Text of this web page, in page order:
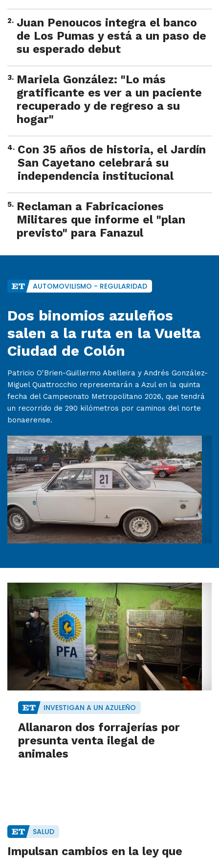
2. Juan Penoucos integra el banco
de Los Pumas y está a un paso de
su esperado debut
3. Mariela González: "Lo más
gratificante es ver a un paciente
recuperado y de regreso a su
hogar"
4. Con 35 años de historia, el Jardín
San Cayetano celebrará su
independencia institucional
5. Reclaman a Fabricaciones
Militares que informe el "plan
previsto" para Fanazul
AUTOMOVILISMO - REGULARIDAD
Dos binomios azuleños
salen a la ruta en la Vuelta
Ciudad de Colón
Patricio O'Brien-Guillermo Abelleira y Andrés González-
Miguel Quattrocchio representarán a Azul en la quinta
fecha del Campeonato Metropolitano 2026, que tendrá
un recorrido de 290 kilómetros por caminos del norte
bonaerense.
INVESTIGAN A UN AZULEÑO
Allanaron dos forrajerías por
presunta venta ilegal de
animales
SALUD
Impulsan cambios en la ley que